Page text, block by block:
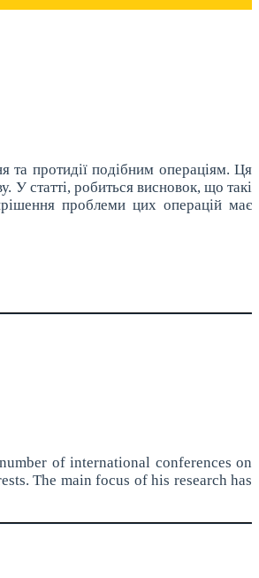
та протидії подібним операціям. Ця
У статті, робиться висновок, що такі
проблеми цих операцій має
of international conferences on
The main focus of his research has